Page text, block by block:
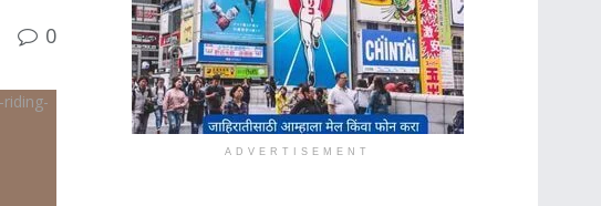
0
ADVERTISEMENT